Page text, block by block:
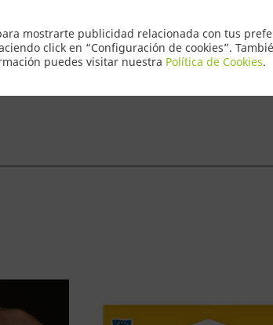
mostrarte publicidad relacionada con tus
click en “Configuración de cookies”.
puedes visitar nuestra Política de Cookies.